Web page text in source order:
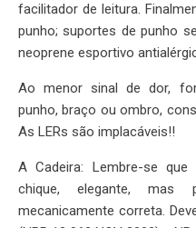
facilitador de leitura.
punho; suportes de punho
neoprene esportivo
Ao menor sinal de dor,
punho, braço ou ombro,
As LERs são implacáveis!!
A Cadeira: Lembre-se
chique, elegante, mas
mecanicamente correta.